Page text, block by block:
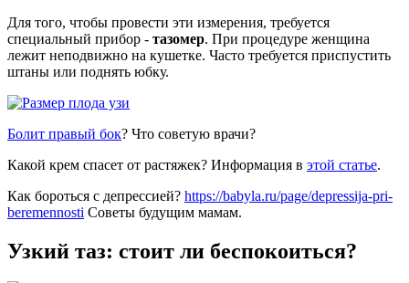
Для того, чтобы провести эти измерения, требуется
специальный прибор - тазомер. При процедуре женщина
лежит неподвижно на кушетке. Часто требуется приспустить
штаны или поднять юбку.
Болит правый бок? Что советую врачи?
Какой крем спасет от растяжек? Информация в этой статье.
Как бороться с депрессией? https://babyla.ru/page/depressija-pri-
beremennosti Советы будущим мамам.
Узкий таз: стоит ли беспокоиться?